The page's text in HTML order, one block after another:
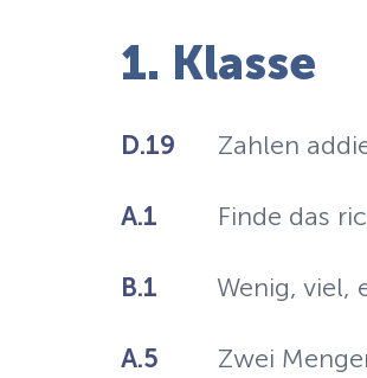
1. Klasse
D.19 Zahlen
A.1 Finde das
B.1 Wenig, viel,
A.5 Zwei